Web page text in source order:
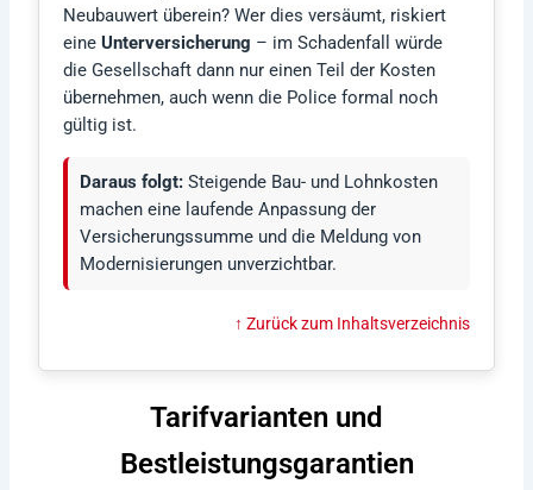
Neubauwert überein? Wer dies versäumt, riskiert
eineUnterversicherung – im Schadenfall würde
die Gesellschaft dann nur einen Teil der Kosten
übernehmen, auch wenn die Police formal noch
gültig ist.
Daraus folgt: Steigende Bau- und Lohnkosten
machen eine laufende Anpassung der
Versicherungssumme und die Meldung von
Modernisierungen unverzichtbar.
↑ Zurück zum Inhaltsverzeichnis
Tarifvarianten und
Bestleistungsgarantien